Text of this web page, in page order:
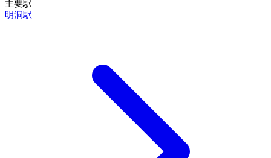
主要駅
明洞駅